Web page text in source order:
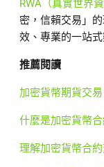
RWA（真實世界
密，信賴交易」
效、專業的一站
推薦閱讀
加密貨幣期貨交
什麼是加密貨幣
理解加密貨幣合